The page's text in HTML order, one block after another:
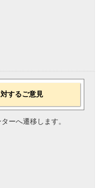
するご意見
ーへ遷移します。